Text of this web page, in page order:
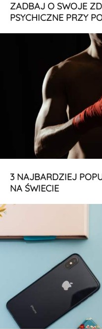
ZADBAJ O SWOJE
PSYCHICZNE PRZY
3 NAJBARDZIEJ
NA ŚWIECIE